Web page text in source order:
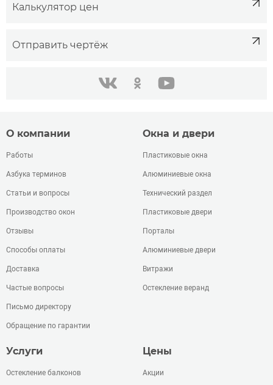
Калькулятор цен
Отправить чертёж
в контакте одноклассники youtube
О компании
Работы
Азбука терминов
Статьи и вопросы
Производство окон
Отзывы
Способы оплаты
Доставка
Частые вопросы
Письмо директору
Обращение по гарантии
Окна и двери
Пластиковые окна
Алюминиевые окна
Технический раздел
Пластиковые двери
Порталы
Алюминиевые двери
Витражи
Остекление веранд
Услуги
Остекление балконов
Цены
Акции